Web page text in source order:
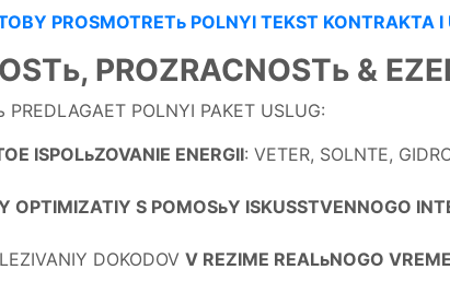
PROSMOTRETь POLNYI TEKST KONTRAKTA
PROZRACNOSTь &
PREDLAGAET POLNYI PAKET USLUG:
ISPOLьZOVANIE ENERGII: VETER, SOLNTE,
OPTIMIZATIY S POMOSьY ISKUSSTVENNOGO
DOKODOV V REZIME REALьNOGO